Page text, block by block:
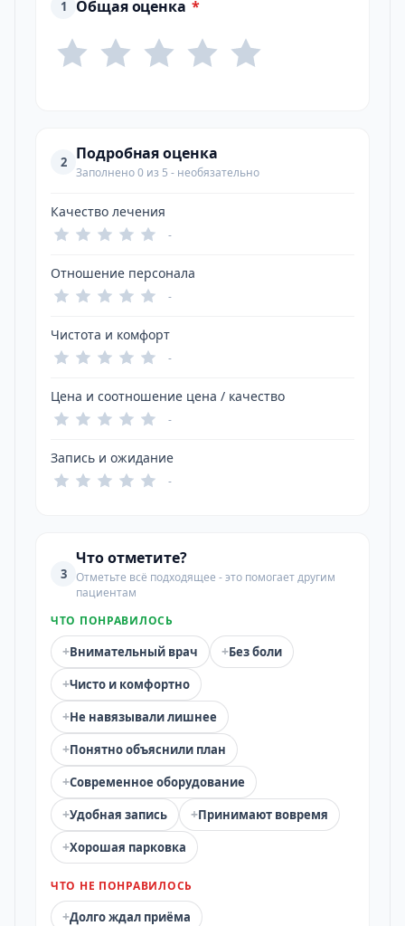
1 Общая оценка *
2 Подробная оценка
Заполнено 0 из 5 - необязательно
Качество лечения
-
Отношение персонала
-
Чистота и комфорт
-
Цена и соотношение цена / качество
-
Запись и ожидание
-
3
Что отметите?
Отметьте всё подходящее - это помогает другим
пациентам
ЧТО ПОНРАВИЛОСЬ
+Внимательный врач +Без боли
+Чисто и комфортно
+Не навязывали лишнее
+Понятно объяснили план
+Современное оборудование
+Удобная запись +Принимают вовремя
+Хорошая парковка
ЧТО НЕ ПОНРАВИЛОСЬ
+Долго ждал приёма